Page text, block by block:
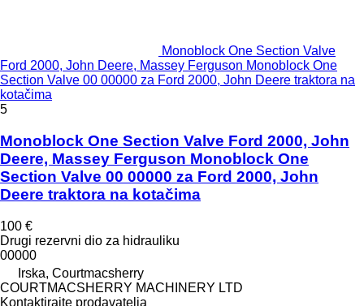
Monoblock One Section Valve
Ford 2000, John Deere, Massey Ferguson Monoblock One
Section Valve 00 00000 za Ford 2000, John Deere traktora na
kotačima
5
Monoblock One Section Valve Ford 2000, John
Deere, Massey Ferguson Monoblock One
Section Valve 00 00000 za Ford 2000, John
Deere traktora na kotačima
100 €
Drugi rezervni dio za hidrauliku
00000
Irska, Courtmacsherry
COURTMACSHERRY MACHINERY LTD
Kontaktirajte prodavatelja